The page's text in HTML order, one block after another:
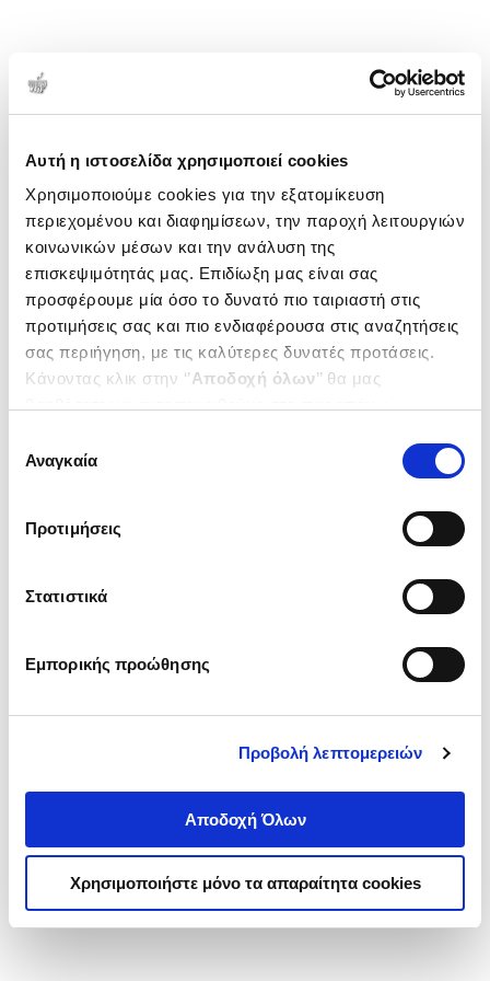
Αυτή η ιστοσελίδα χρησιμοποιεί cookies
Χρησιμοποιούμε cookies για την εξατομίκευση
περιεχομένου και διαφημίσεων, την παροχή λειτουργιών
κοινωνικών μέσων και την ανάλυση της
επισκεψιμότητάς μας. Επιδίωξη μας είναι σας
προσφέρουμε μία όσο το δυνατό πιο ταιριαστή στις
προτιμήσεις σας και πιο ενδιαφέρουσα στις αναζητήσεις
σας περιήγηση, με τις καλύτερες δυνατές προτάσεις.
Κάνοντας κλικ στην ‘’Αποδοχή όλων’’ θα μας
ενδιαφέρουν και να επιλέξετε από τα παρακάτω με την
΄΄και να ενημερωθείτε σχετικά με
συγκατάθεσης
Αναγκαία
Προτιμήσεις
Στατιστικά
Εμπορικής προώθησης
Προβολή λεπτομερειών
Αποδοχή Όλων
Χρησιμοποιήστε μόνο τα απαραίτητα cookies